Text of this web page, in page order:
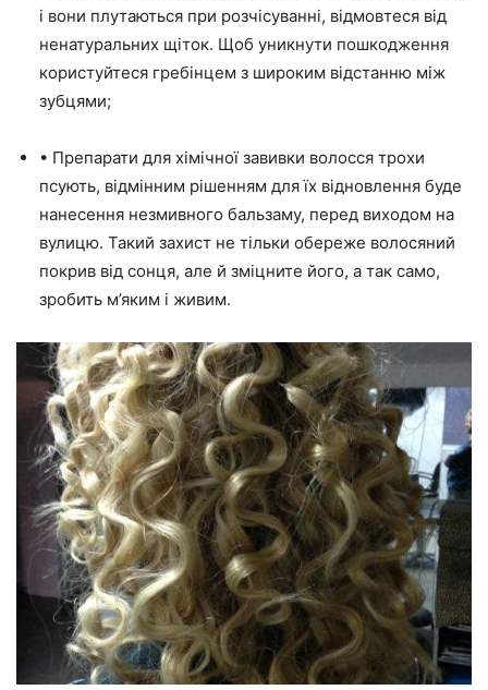
і вони плутаються при розчісуванні, відмовтеся від
ненатуральних щіток. Щоб уникнути пошкодження
користуйтеся гребінцем з широким відстанню між
зубцями;
• Препарати для хімічної завивки волосся трохи
псують, відмінним рішенням для їх відновлення буде
нанесення незмивного бальзаму, перед виходом на
вулицю. Такий захист не тільки обереже волосяний
покрив від сонця, але й зміцните його, а так само,
зробить м’яким і живим.